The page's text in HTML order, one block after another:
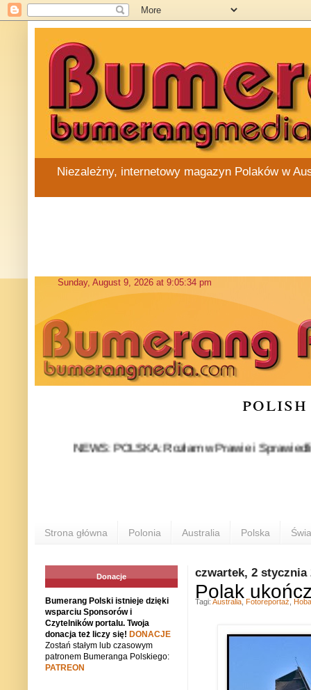
Niezależny, internetowy magazyn Polaków w
NEWS: POLSKA: Rozłam w Prawie i
Strona główna Polonia Australia Polska
czwartek, 2 stycznia
Polak
Tagi: Australia Fotoreportaż
Donacje
Bumerang Polski istnieje dzięki
wsparciu Sponsorów i
Czytelników portalu. Twoja
donacja też liczy się! DONACJE
Zostań stałym lub czasowym
patronem Bumeranga Polskiego:
PATREON